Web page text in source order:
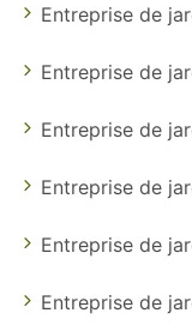
Entreprise de
Entreprise de
Entreprise de
Entreprise de
Entreprise de
Entreprise de